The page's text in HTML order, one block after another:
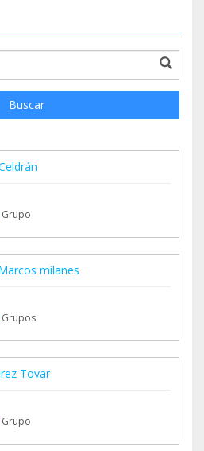
Buscar
Grupo
milanes
Grupos
Tovar
Grupo